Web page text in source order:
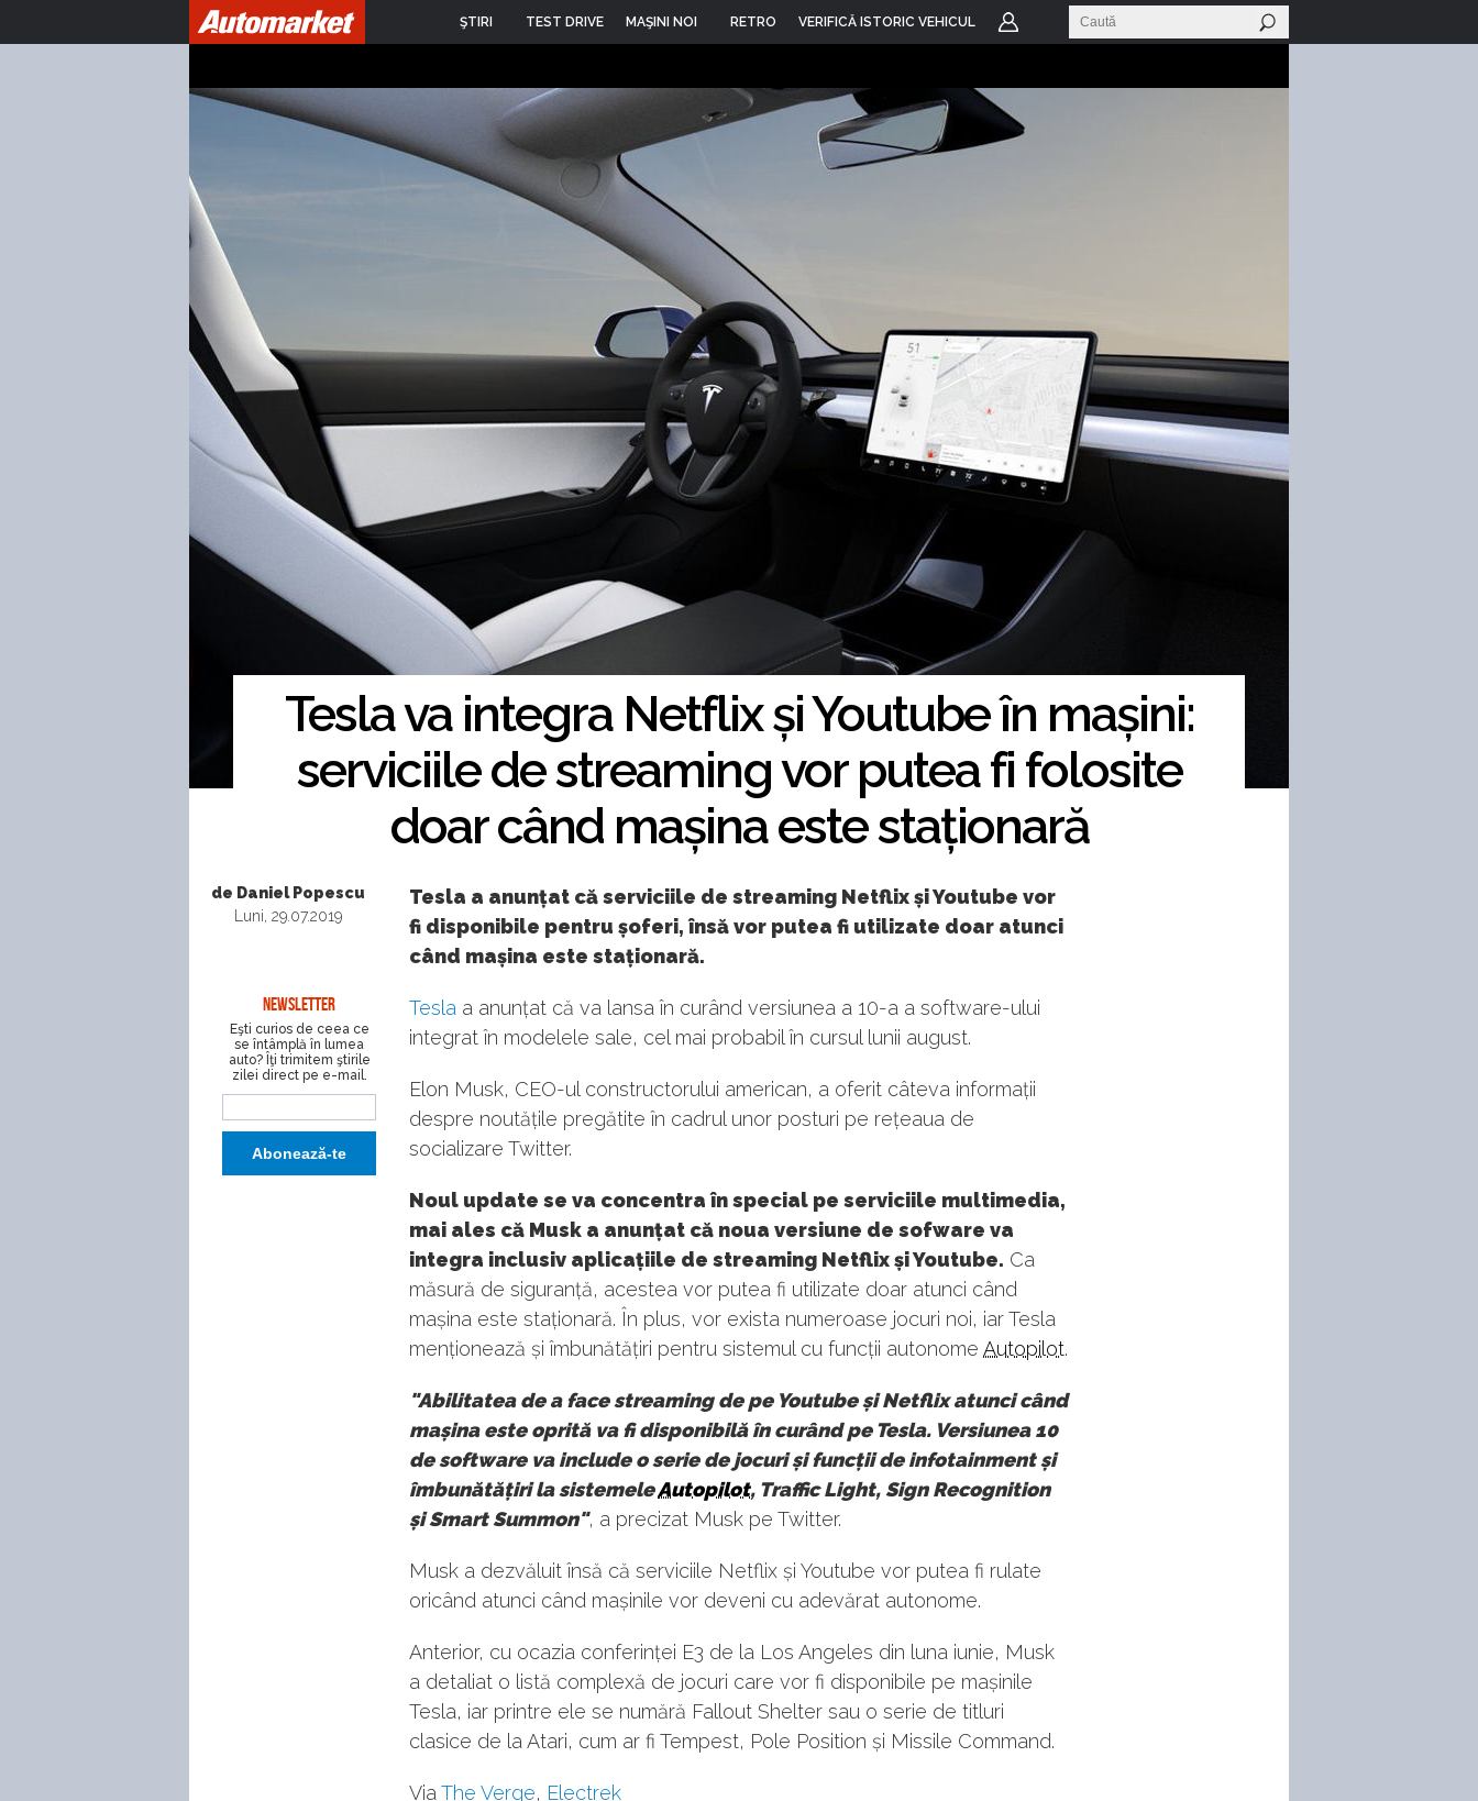
ŞTIRI TEST DRIVE MAŞINI NOI RETRO VERIFICĂ ISTORIC VEHICUL
Tesla va integra Netflix și Youtube în mașini:
serviciile de streaming vor putea fi folosite
doar când mașina este staționară
de Daniel Popescu
Luni, 29.07.2019
NEWSLETTER
Eşti curios de ceea ce
se întâmplă în lumea
auto? Îţi trimitem ştirile
zilei direct pe e-mail.
Tesla a anunțat că serviciile de streaming Netflix și Youtube vor
fi disponibile pentru șoferi, însă vor putea fi utilizate doar atunci
când mașina este staționară.
Tesla a anunțat că va lansa în curând versiunea a 10-a a software-ului
integrat în modelele sale, cel mai probabil în cursul lunii august.
Elon Musk, CEO-ul constructorului american, a oferit câteva informații
despre noutățile pregătite în cadrul unor posturi pe rețeaua de
socializare Twitter.
Noul update se va concentra în special pe serviciile multimedia,
mai ales că Musk a anunțat că noua versiune de sofware va
integra inclusiv aplicațiile de streaming Netflix și Youtube. Ca
măsură de siguranță, acestea vor putea fi utilizate doar atunci când
mașina este staționară. În plus, vor exista numeroase jocuri noi, iar Tesla
menționează și îmbunătățiri pentru sistemul cu funcții autonome Autopilot.
"Abilitatea de a face streaming de pe Youtube și Netflix atunci când
mașina este oprită va fi disponibilă în curând pe Tesla. Versiunea 10
de software va include o serie de jocuri și funcții de infotainment și
îmbunătățiri la sistemeleAutopilot, Traffic Light, Sign Recognition
și Smart Summon", a precizat Musk pe Twitter.
Musk a dezvăluit însă că serviciile Netflix și Youtube vor putea fi rulate
oricând atunci când mașinile vor deveni cu adevărat autonome.
Anterior, cu ocazia conferinței E3 de la Los Angeles din luna iunie, Musk
a detaliat o listă complexă de jocuri care vor fi disponibile pe mașinile
Tesla, iar printre ele se numără Fallout Shelter sau o serie de titluri
clasice de la Atari, cum ar fi Tempest, Pole Position și Missile Command.
Via The Verge, Electrek